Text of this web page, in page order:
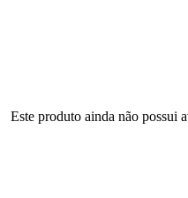
Este produto ainda não possui